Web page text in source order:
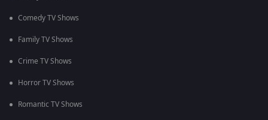
Comedy TV Shows
Family TV Shows
Crime TV Shows
Horror TV Shows
Romantic TV Shows